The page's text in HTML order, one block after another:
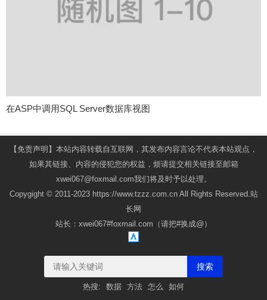
在ASP中调用SQL Server数据库视图
【免责声明】本站内容转载自互联网，其发布内容言论不代表本站观点，
如果其链接、内容的侵犯您的权益，烦请提交相关链接至邮箱
xwei067@foxmail.com我们将及时予以处理。
Copygight © 2011-2023 https://www.tzzz.com.cn All Rights Reserved.站
长网
站长：xwei067#foxmail.com（请把#换成@）
搜索
热搜: 数据 方法 怎么 如何